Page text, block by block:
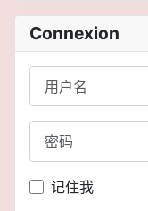
Connexion
用户名
密码
记住我